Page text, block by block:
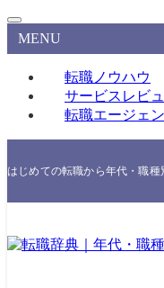
MENU
転職ノウハウ
サービスレビ
転職エージェ
はじめての転職から年代・職